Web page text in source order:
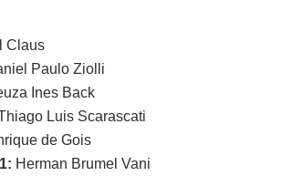
Claus
Paulo Ziolli
Ines Back
Luis Scarascati
de Gois
Herman Brumel Vani